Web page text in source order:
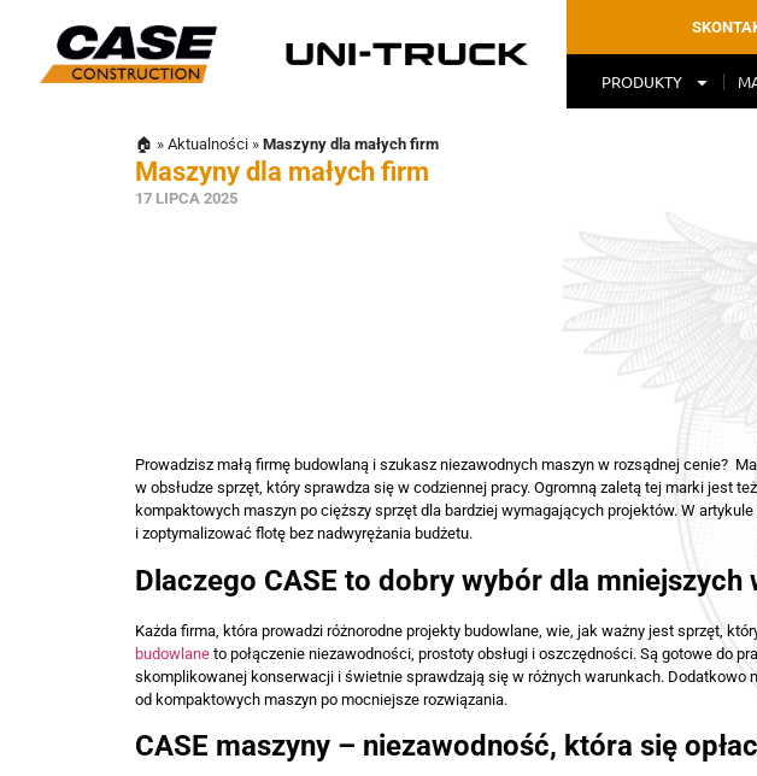
PRODUKTY
🏠 » Aktualności » Maszyny dla małych firm
Maszyny dla małych firm
17 LIPCA 2025
Prowadzisz małą firmę budowlaną i szukasz niezawodnych maszyn w rozsądnej cenie?
w obsłudze sprzęt, który sprawdza się w codziennej pracy. Ogromną zaletą tej marki jest
kompaktowych maszyn po cięższy sprzęt dla bardziej wymagających projektów. W
i zoptymalizować flotę bez nadwyrężania budżetu.
Dlaczego CASE to dobry wybór dla mniejszych
Każda firma, która prowadzi różnorodne projekty budowlane, wie, jak ważny jest sprzęt,
budowlane to połączenie niezawodności, prostoty obsługi i oszczędności. Są gotowe do
skomplikowanej konserwacji i świetnie sprawdzają się w różnych warunkach. Dodatkowo
od kompaktowych maszyn po mocniejsze rozwiązania.
CASE maszyny – niezawodność, która się